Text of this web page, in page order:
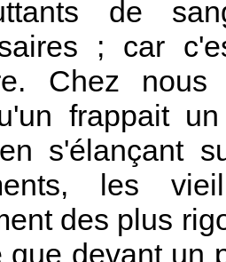
de
; car
Chez
frappait
s'élançant
les
des plus
que devant un